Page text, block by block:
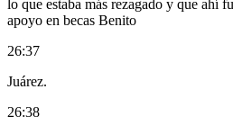
lo que estaba más rezagado y que ahí
apoyo en becas Benito
26:37
Juárez.
26:38